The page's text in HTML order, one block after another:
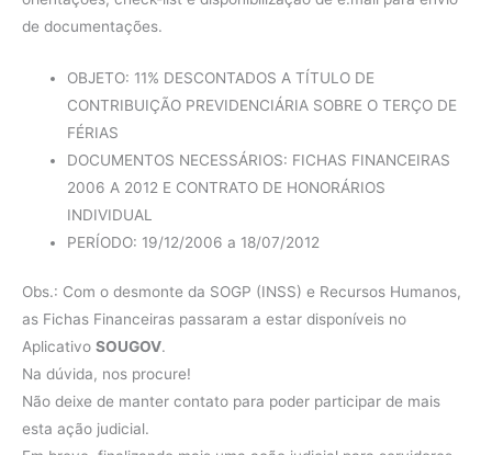
de documentações.
OBJETO: 11% DESCONTADOS A TÍTULO DE
CONTRIBUIÇÃO PREVIDENCIÁRIA SOBRE O TERÇO DE
FÉRIAS
DOCUMENTOS NECESSÁRIOS: FICHAS FINANCEIRAS
2006 A 2012 E CONTRATO DE HONORÁRIOS
INDIVIDUAL
PERÍODO: 19/12/2006 a 18/07/2012
Obs.: Com o desmonte da SOGP (INSS) e Recursos Humanos,
as Fichas Financeiras passaram a estar disponíveis no
Aplicativo SOUGOV.
Na dúvida, nos procure!
Não deixe de manter contato para poder participar de mais
esta ação judicial.